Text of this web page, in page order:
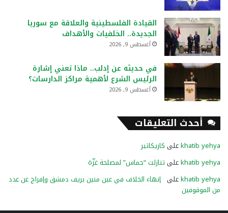
القيادة الفلسطينية والعلاقة مع سوريا
الجديدة.. الخلفيات والأهداف
أغسطس 9, 2026
في حديثه عن إدلب.. ماذا تعني إشارة
الرئيس الشرع لأهمية مراكز الدارسات؟
أغسطس 9, 2026
أحدث التعليقات
khatib yehyaعلى كاريكاتير
khatib yehyaعلى تنازلت “حماس” لمصلحة غزّة
khatib yehyaعلى إنهاء الخلاف في عين منين بريف دمشق وإفراج عن عدد
من الموقوفين